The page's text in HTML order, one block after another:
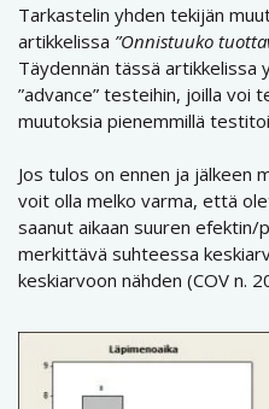
Tarkastelin yhden tekijän
artikkelissa ”Onnistuuko
Täydennän tässä
”advance” testeihin, joilla voi
muutoksia pienemmillä
Jos tulos on ennen ja jälkeen
voit olla melko varma, että
saanut aikaan suuren efektin/
merkittävä suhteessa
keskiarvoon nähden (COV n.